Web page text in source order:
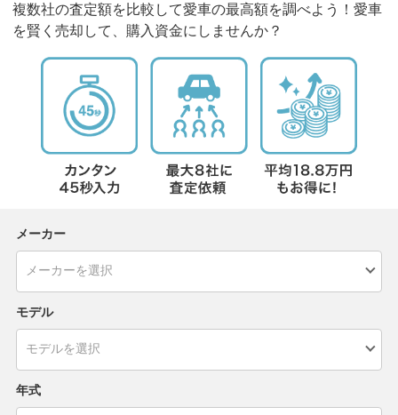
複数社の査定額を比較して愛車の最高額を調べよう！愛車
を賢く売却して、購入資金にしませんか？
メーカー
モデル
年式